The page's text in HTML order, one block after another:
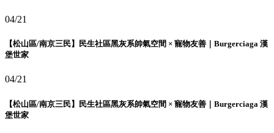
04/21
【松山區/南京三民】民生社區黑灰系帥氣空間 × 寵物友善｜Burgerciaga 漢
堡世家
04/21
【松山區/南京三民】民生社區黑灰系帥氣空間 × 寵物友善｜Burgerciaga 漢
堡世家